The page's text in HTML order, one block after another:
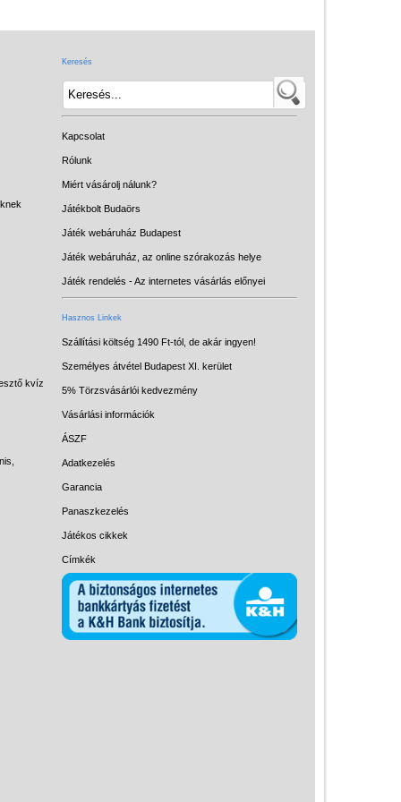
kvíz
Keresés
Kapcsolat
Rólunk
Miért vásárolj nálunk?
Játékbolt Budaörs
Játék webáruház Budapest
Játék webáruház, az online szórakozás helye
Játék rendelés - Az internetes vásárlás előnyei
Hasznos Linkek
Szállítási költség 1490 Ft-tól, de akár ingyen!
Személyes átvétel Budapest XI. kerület
5% Törzsvásárlói kedvezmény
Vásárlási információk
ÁSZF
Adatkezelés
Garancia
Panaszkezelés
Játékos cikkek
Címkék
Intelligens gyurma
Licenszes TOP
gyerekajándékok
LOGICO
LÜK
Papírszínház
Pixelhobby